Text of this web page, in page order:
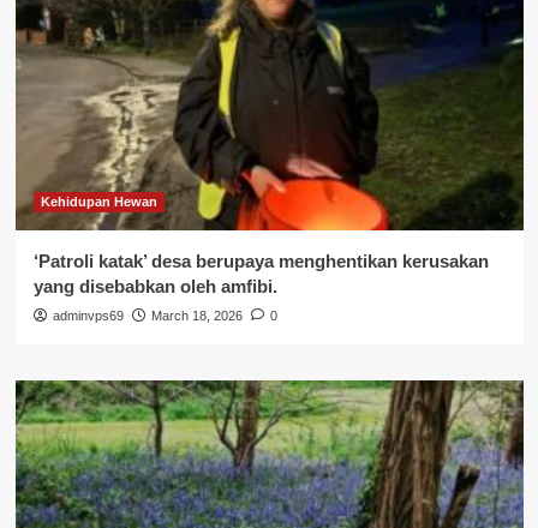
Kehidupan Hewan
‘Patroli katak’ desa berupaya menghentikan kerusakan
yang disebabkan oleh amfibi.
adminvps69 March 18, 2026 0